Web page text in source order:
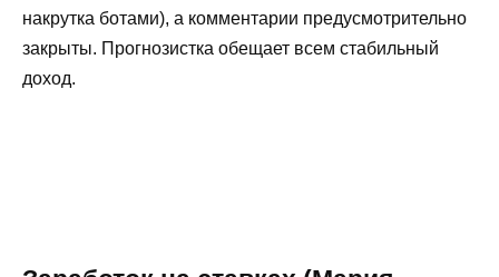
накрутка ботами), а комментарии предусмотрительно
закрыты. Прогнозистка обещает всем стабильный
доход.